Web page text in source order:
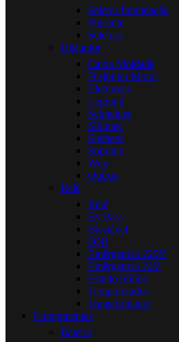
Seletor Iluminação
Pulsante
Seletora
Disjuntor
Caixa Moldada
Disjuntor Motor
Eletromar
Legrand
Schneider
Sibratec
Siemens
Soprano
Weg
Outros
Relé
Relé
By Pass
Biestável
DNI
Emêrgencia 220V
Emêrgencia 24V
Estado Sólido
Temporizador
Transformador
Componentes
Bateria